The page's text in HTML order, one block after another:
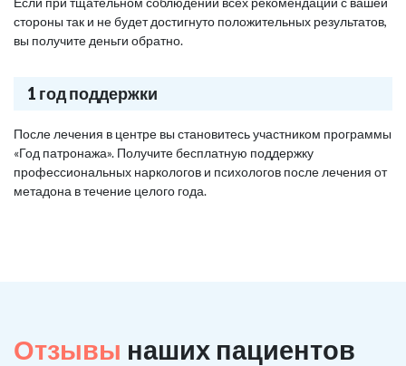
стороны так и не будет достигнуто положительных результатов,
вы получите деньги обратно.
1 год поддержки
После лечения в центре вы становитесь участником программы
«Год патронажа». Получите бесплатную поддержку
профессиональных наркологов и психологов после лечения от
метадона в течение целого года.
Отзывы наших пациентов